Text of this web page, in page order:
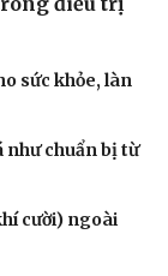
sức khỏe, làn
như chuẩn bị từ
cười) ngoài